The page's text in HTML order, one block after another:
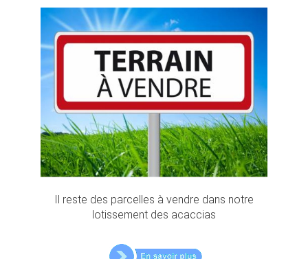
Il reste des parcelles à vendre dans notre
lotissement des acaccias